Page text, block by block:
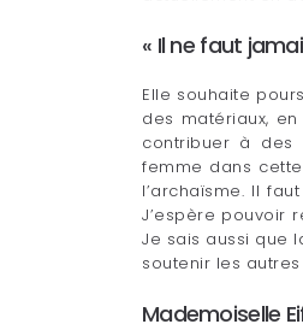
« Il ne faut
Elle souhaite
des matériaux,
contribuer à des
femme dans
l’archaïsme. Il
J’espère pouvoir
Je sais aussi que
soutenir les autres
Mademoiselle